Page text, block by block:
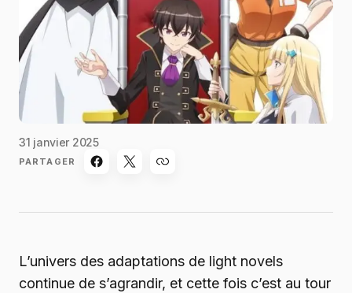
31 janvier 2025
PARTAGER
L’univers des adaptations de light novels
continue de s’agrandir, et cette fois c’est au tour